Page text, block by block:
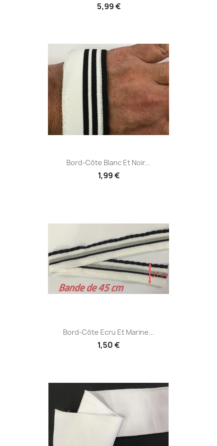
5,99 €
Bord-Côte Blanc Et Noir...
1,99 €
Bord-Côte Ecru Et Marine...
1,50 €